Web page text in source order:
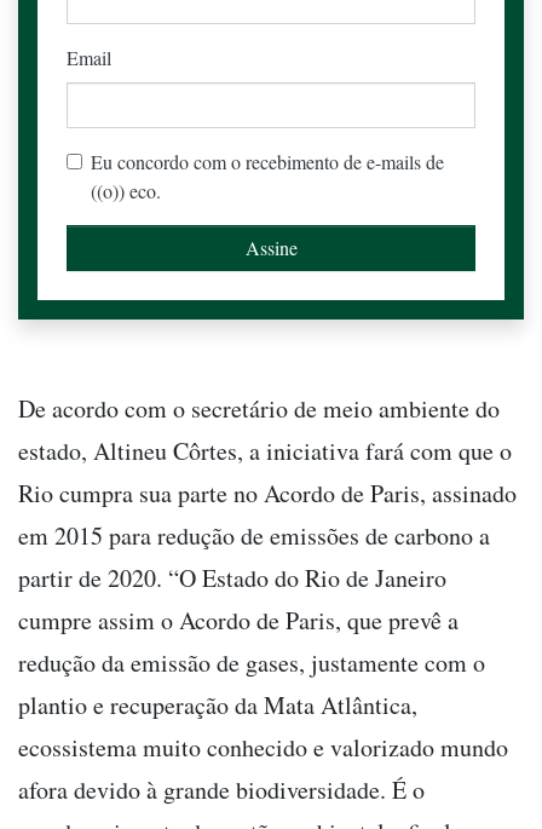
Email
Eu concordo com o recebimento de e-mails de
((o)) eco.
De acordo com o secretário de meio ambiente do
estado, Altineu Côrtes, a iniciativa fará com que o
Rio cumpra sua parte no Acordo de Paris, assinado
em 2015 para redução de emissões de carbono a
partir de 2020. “O Estado do Rio de Janeiro
cumpre assim o Acordo de Paris, que prevê a
redução da emissão de gases, justamente com o
plantio e recuperação da Mata Atlântica,
ecossistema muito conhecido e valorizado mundo
afora devido à grande biodiversidade. É o